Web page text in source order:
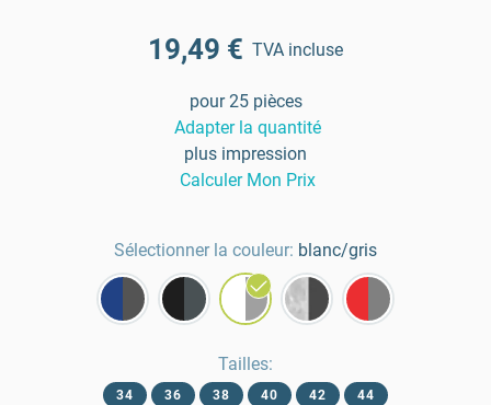
19,49 € TVA incluse
pour 25 pièces
Adapter la quantité
plus impression
Calculer Mon Prix
Sélectionner la couleur: blanc/gris
Tailles:
34 36 38 40 42 44